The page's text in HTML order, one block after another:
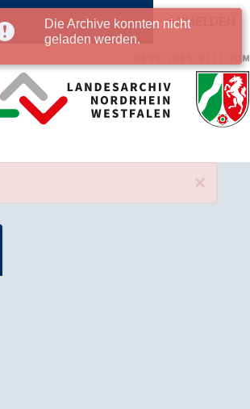
ANMELDEN
Die Archive konnten nicht
geladen werden.
×